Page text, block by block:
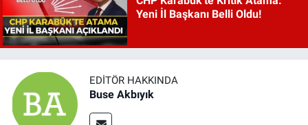
Yeni İl Başkanı Belli Oldu!
EDITÖR HAKKINDA
Buse Akbıyık